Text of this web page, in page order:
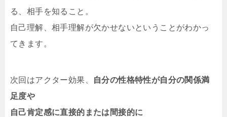
る、相手を知ること。
自己理解、相手理解が欠かせないということがわかっ
てきます。
次回はアクター効果、
自分の性格特性が自分の関係満
足度や
自己肯定感に直接的または間接的に